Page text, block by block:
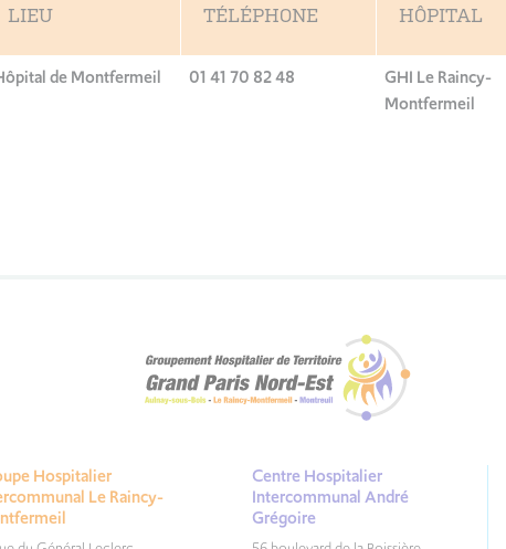
LIEU TÉLÉPHONE HÔPITAL
de Montfermeil 01 41 70 82 48
GHI Le Raincy-
Montfermeil
Hospitalier
Le Raincy-
Centre Hospitalier
Intercommunal André
Grégoire